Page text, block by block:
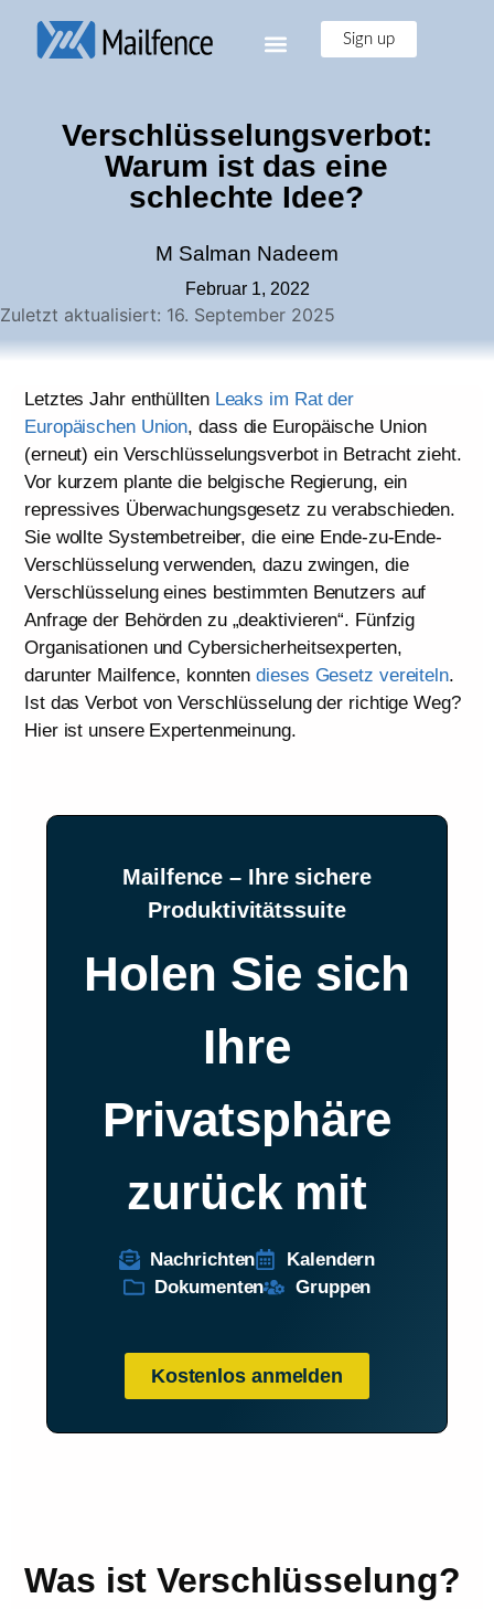
Sign up
Verschlüsselungsverbot:
Warum ist das eine
schlechte Idee?
M Salman Nadeem
Februar 1, 2022
Zuletzt aktualisiert: 16. September 2025
Letztes Jahr enthüllten Leaks im Rat der
Europäischen Union, dass die Europäische Union
(erneut) ein Verschlüsselungsverbot in Betracht zieht.
Vor kurzem plante die belgische Regierung, ein
repressives Überwachungsgesetz zu verabschieden.
Sie wollte Systembetreiber, die eine Ende-zu-Ende-
Verschlüsselung verwenden, dazu zwingen, die
Verschlüsselung eines bestimmten Benutzers auf
Anfrage der Behörden zu „deaktivieren“. Fünfzig
Organisationen und Cybersicherheitsexperten,
darunter Mailfence, konntendieses Gesetz vereiteln.
Ist das Verbot von Verschlüsselung der richtige Weg?
Hier ist unsere Expertenmeinung.
Mailfence – Ihre sichere
Produktivitätssuite
Holen Sie sich
Ihre
Privatsphäre
zurück mit
Nachrichten
Kalendern
Dokumenten
Gruppen
Kostenlos anmelden
Was ist Verschlüsselung?